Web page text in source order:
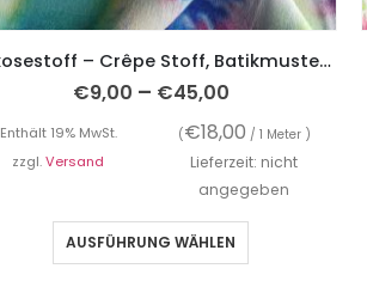
Viskosestoff – Crêpe Stoff, Batikmuster, Bunt – Digitaldruck
€9,00 – €45,00
Enthält 19% MwSt. (€18,00 / 1 Meter )
zzgl.Versand
Lieferzeit: nicht
angegeben
AUSFÜHRUNG WÄHLEN